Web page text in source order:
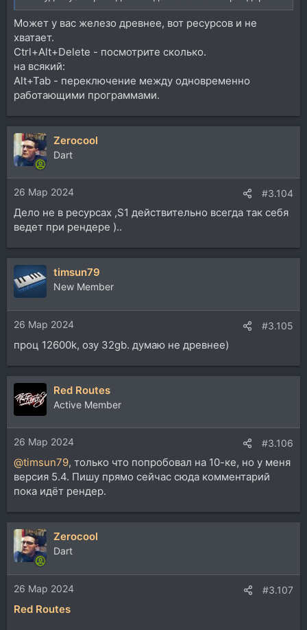
Может у вас железо древнее, вот ресурсов и не
хватает.
Ctrl+Alt+Delete - посмотрите сколько.
на всякий:
Alt+Tab - переключение между одновременно
работающими программами.
Zerocool
Dart
26 Мар 2024 #3.104
Дело не в ресурсах ,S1 действительно всегда так себя
ведет при рендере )..
timsun79
New Member
26 Мар 2024 #3.105
проц 12600k, озу 32gb. думаю не древнее)
Red Routes
Active Member
26 Мар 2024 #3.106
@timsun79, только что попробовал на 10-ке, но у меня
версия 5.4. Пишу прямо сейчас сюда комментарий
пока идёт рендер.
Zerocool
Dart
26 Мар 2024 #3.107
Red Routes